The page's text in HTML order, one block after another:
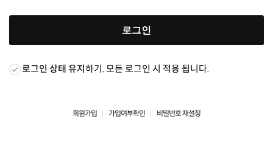
로그인
로그인 상태 유지하기. 모든 로그인 시 적용 됩니다.
회원가입 가입여부확인 비밀번호 재설정